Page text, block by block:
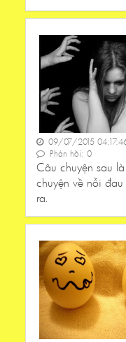
09/07/2015
Phản hồi: 0
Câu chuyện sau
chuyện về nỗi
ra.